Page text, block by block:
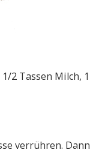
2 Tassen Milch, 1
verrühren. Dann